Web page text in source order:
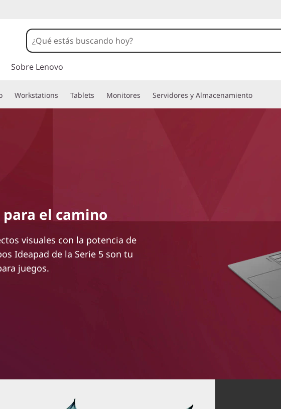
Sobre Lenovo
Workstations Tablets Monitores Servidores y Almacenamiento
el camino
visuales con la potencia de
Ideapad de la Serie 5 son tu
juegos.